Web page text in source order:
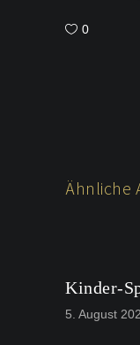
0
Ähnliche
Kinder-
5. August